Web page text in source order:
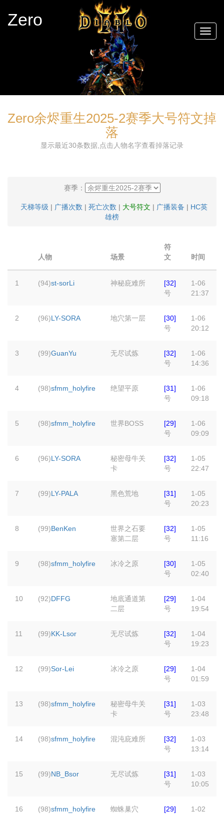
Zero
Zero余烬重生2025-2赛季大号符文掉
落
显示最近30条数据,点击人物名字查看掉落记录
赛季：
天梯等级 | 广播次数 | 死亡次数 | 大号符文 | 广播装备 | HC英
雄榜
人物 场景
符
文
时间
1 (94)st-sorLi 神秘庇难所
[32]
号
1-06
21:37
2 (96)LY-SORA 地穴第一层
[30]
号
1-06
20:12
3 (99)GuanYu 无尽试炼
[32]
号
1-06
14:36
4 (98)sfmm_holyfire 绝望平原
[31]
号
1-06
09:18
5 (98)sfmm_holyfire 世界BOSS
[29]
号
1-06
09:09
6 (96)LY-SORA
秘密母牛关
卡
[32]
号
1-05
22:47
7 (99)LY-PALA 黑色荒地
[31]
号
1-05
20:23
8 (99)BenKen
世界之石要
塞第二层
[32]
号
1-05
11:16
9 (98)sfmm_holyfire 冰冷之原
[30]
号
1-05
02:40
10 (92)DFFG
地底通道第
二层
[29]
号
1-04
19:54
11 (99)KK-Lsor 无尽试炼
[32]
号
1-04
19:23
12 (99)Sor-Lei 冰冷之原
[29]
号
1-04
01:59
13 (98)sfmm_holyfire
秘密母牛关
卡
[31]
号
1-03
23:48
14 (98)sfmm_holyfire 混沌庇难所
[32]
号
1-03
13:14
15 (99)NB_Bsor 无尽试炼
[31]
号
1-03
10:05
16 (98)sfmm_holyfire 蜘蛛巢穴
[29]
1-02